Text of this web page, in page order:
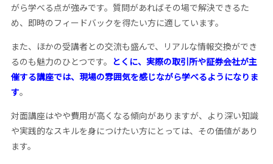
がら学べる点が強みです。質問があればその場で解決できるた
め、即時のフィードバックを得たい方に適しています。
また、ほかの受講者との交流も盛んで、リアルな情報交換ができ
るのも魅力のひとつです。 とくに、実際の取引所や証券会社が主
催する講座では、現場の雰囲気を感じながら学べるようになりま
す。
対面講座はやや費用が高くなる傾向がありますが、より深い知識
や実践的なスキルを身につけたい方にとっては、その価値があり
ます。